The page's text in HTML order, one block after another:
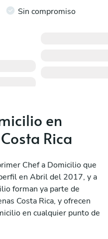
Sin compromiso
en
Rica
Chef a Domicilio que
en Abril del 2017, y a
forman ya parte de
Costa Rica, y ofrecen
en cualquier punto de